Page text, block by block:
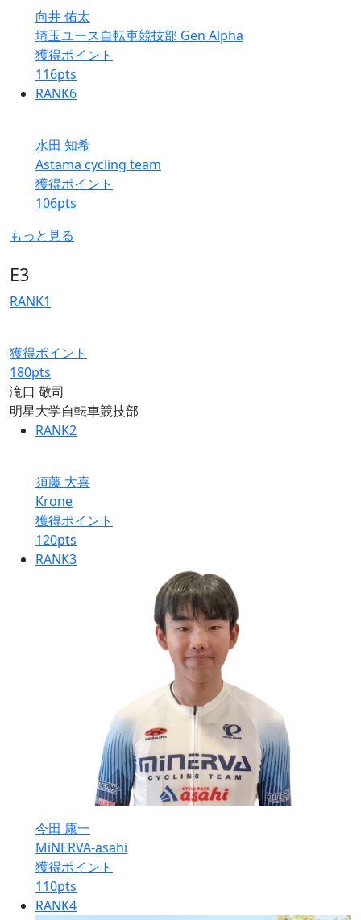
向井 佑太
埼玉ユース自転車競技部 Gen Alpha
獲得ポイント
116pts
RANK6
水田 知希
Astama cycling team
獲得ポイント
106pts
もっと見る
E3
RANK1
獲得ポイント
180pts
滝口 敬司
明星大学自転車競技部
RANK2
須藤 大喜
Krone
獲得ポイント
120pts
RANK3
今田 康一
MiNERVA-asahi
獲得ポイント
110pts
RANK4